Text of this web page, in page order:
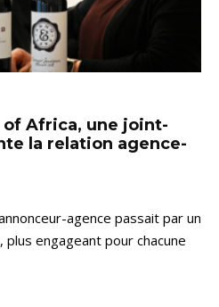
Africa, une joint-
la relation agence-
agence passait par un
plus engageant pour chacune